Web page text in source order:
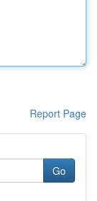
Report Page
Go